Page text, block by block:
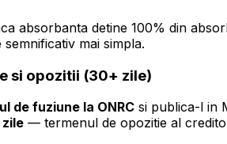
absorbanta detine 100% din
mai simpla.
si opozitii (30+ zile)
de fuziune la ONRC si publica-l in
— termenul de opozitie al